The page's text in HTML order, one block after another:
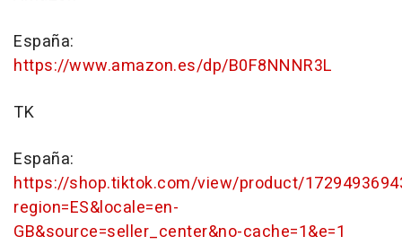
España:
https://www.amazon.es/dp/B0F8NNNR3L
TK
España:
https://shop.tiktok.com/view/product/
region=ES&locale=en-
GB&source=seller_center&no-cache=1&e=1